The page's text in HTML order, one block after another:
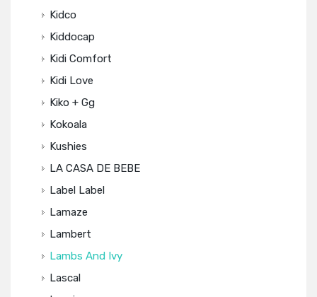
Kidco
Kiddocap
Kidi Comfort
Kidi Love
Kiko + Gg
Kokoala
Kushies
LA CASA DE BEBE
Label Label
Lamaze
Lambert
Lambs And Ivy
Lascal